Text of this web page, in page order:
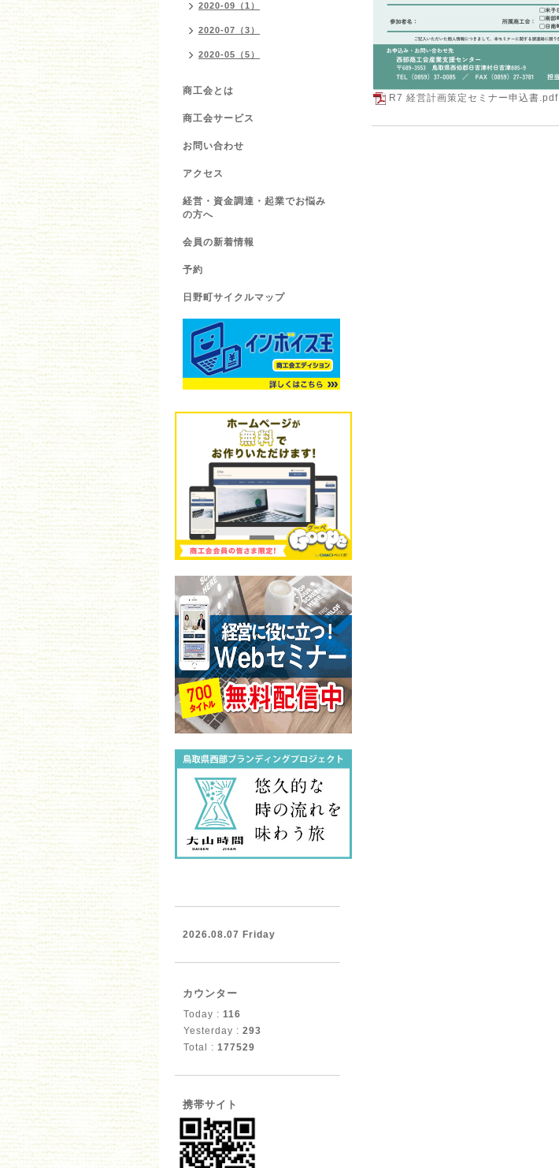
R7 経営計画策定セミナー申込書.pdf
2020-09（1）
2020-07（3）
2020-05（5）
商工会とは
商工会サービス
お問い合わせ
アクセス
経営・資金調達・起業でお悩み
の方へ
会員の新着情報
予約
日野町サイクルマップ
2026.08.07 Friday
カウンター
Today : 116
Yesterday : 293
Total : 177529
携帯サイト